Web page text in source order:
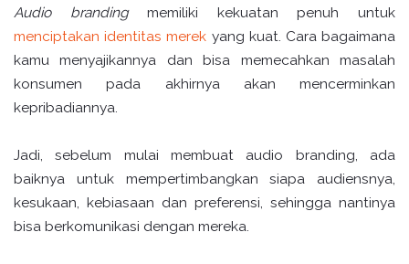
Audio brandingmemiliki kekuatan penuh untuk
menciptakan identitas merek yang kuat. Cara bagaimana
kamu menyajikannya dan bisa memecahkan masalah
konsumen pada akhirnya akan mencerminkan
kepribadiannya.
Jadi, sebelum mulai membuat audio branding, ada
baiknya untuk mempertimbangkan siapa audiensnya,
kesukaan, kebiasaan dan preferensi, sehingga nantinya
bisa berkomunikasi dengan mereka.